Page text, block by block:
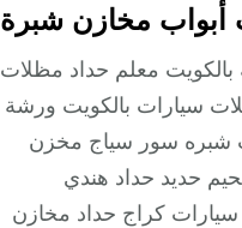
مخازن شبرة
معلم حداد مظلات
سيارات بالكويت ورشة
شبره سور سياج مخزن
حديد حداد هندي
كراج حداد مخازن